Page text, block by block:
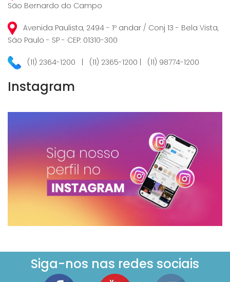
São Bernardo do Campo
Avenida Paulista, 2494 - 1º andar / Conj 13 - Bela Vista,
São Paulo - SP - CEP: 01310-300
(11) 2364-1200 | (11) 2365-1200 | (11) 98774-1200
Instagram
Siga-nos nas redes sociais